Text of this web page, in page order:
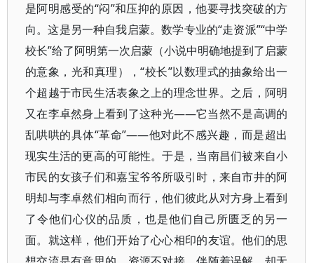
是阿明感受的“闷”和压抑的原因，他要寻找突破的方
向。这是另一种自我启蒙。数学专业的“走资派”“中学
校长”给了阿明第一次启蒙（小说中明确地提到了启蒙
的意象，光和真理），“校长”以数理式的抽象给出一
个超越于市民生活表象之上的理念世界。之后，阿明
又在李卓然身上看到了这种光——它当然不是高调的
乱哄哄的具体“革命”——他对此不感兴趣，而是超出
现实生活的更高的可能性。于是，当南昌们被来自小
市民的女孩子们和嘉宝爷爷所吸引时，来自市井的阿
明却与李卓然们相向而行，他们彼此从对方身上看到
了令他们心仪的品质，也是他们自己所匮乏的另一
面。就这样，他们开始了心心相印的友谊。他们的思